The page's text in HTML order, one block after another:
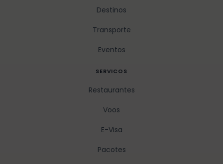
Destinos
Transporte
Eventos
SERVICOS
Restaurantes
Voos
E-Visa
Pacotes